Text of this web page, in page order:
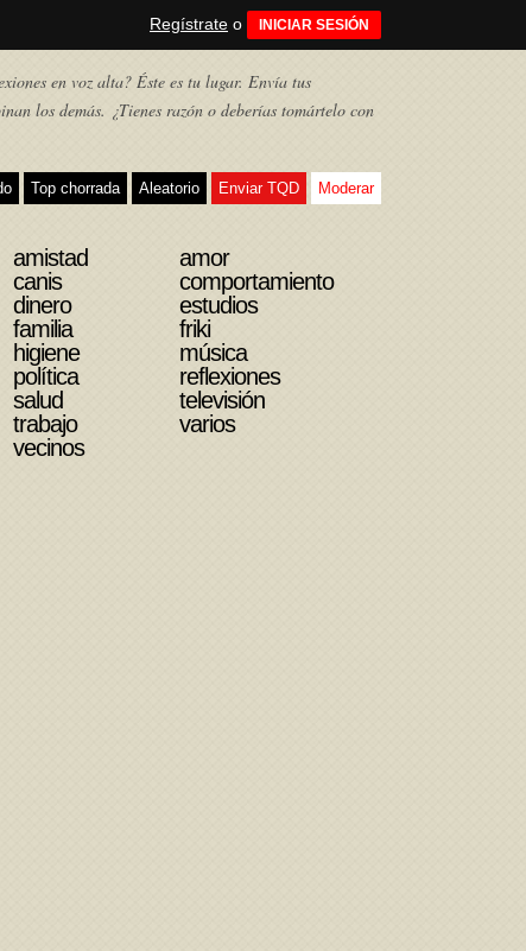
Regístrate o INICIAR SESIÓN
en voz alta? Éste es tu lugar. Envía tus
los demás. ¿Tienes razón o deberías tomártelo con
Top chorrada Aleatorio Enviar TQD Moderar
amistad
amor
canis
comportamiento
dinero
estudios
familia
friki
higiene
música
política
reflexiones
salud
televisión
trabajo
varios
vecinos